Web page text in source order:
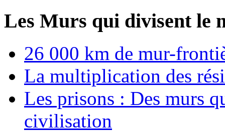
Les Murs qui divisent le
26 000 km de mur-
La multiplication des
Les prisons : Des murs
civilisation